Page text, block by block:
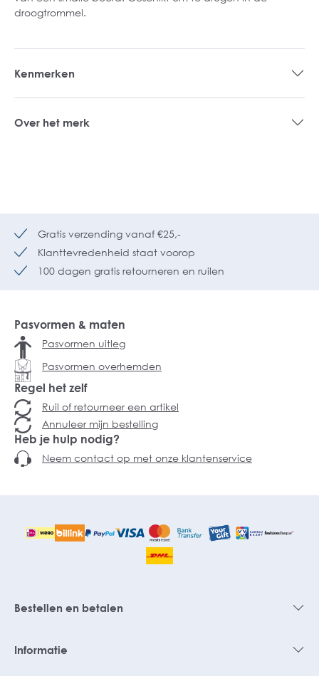
droogtrommel.
Kenmerken
Over het merk
Gratis verzending vanaf €25,-
Klanttevredenheid staat voorop
100 dagen gratis retourneren en ruilen
Pasvormen & maten
Pasvormen uitleg
Pasvormen overhemden
Regel het zelf
Ruil of retourneer een artikel
Annuleer mijn bestelling
Heb je hulp nodig?
Neem contact op met onze klantenservice
Bestellen en betalen
Informatie